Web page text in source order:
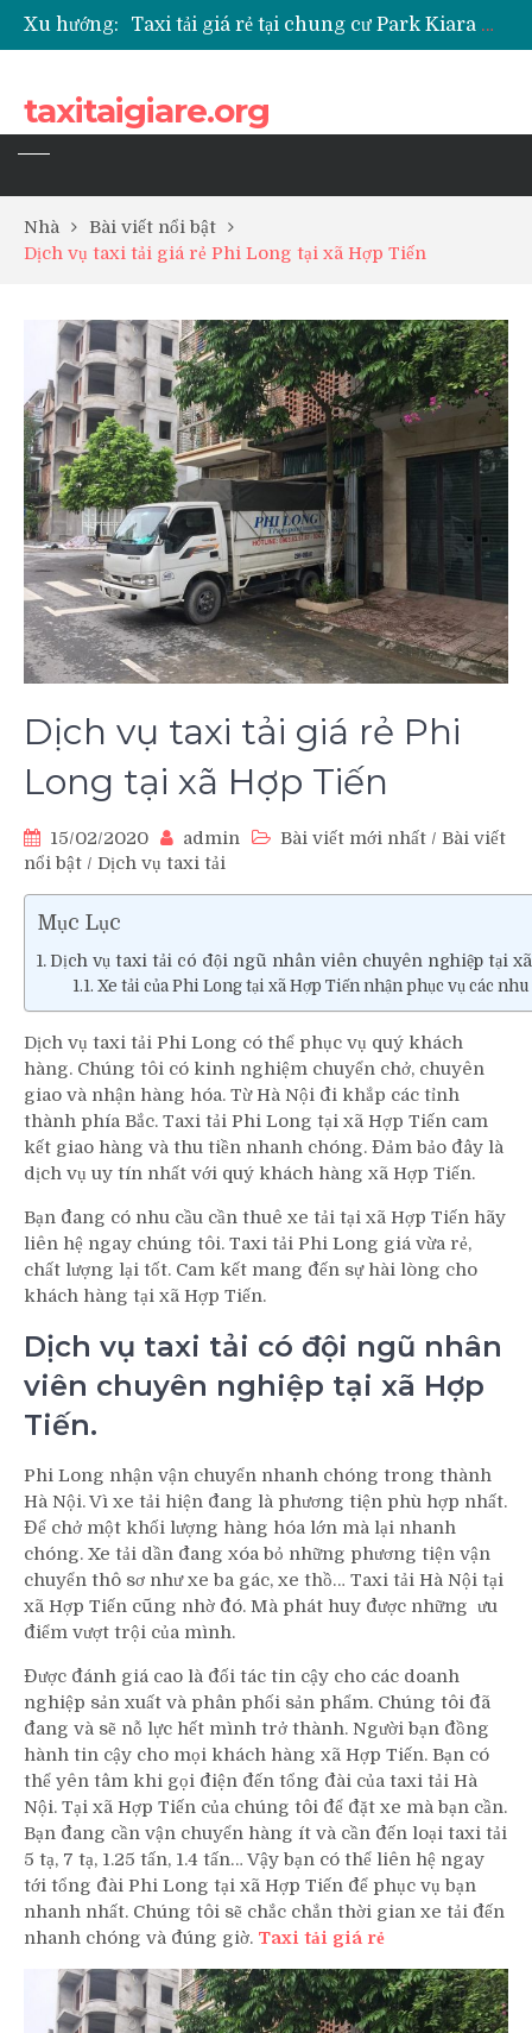
Xu hướng:
Taxi tải giá rẻ tại chung cư Park Kiara Hà Đông
Taxi tải giá rẻ tại chung cư Grande Park Phú Lãm
taxitaigiare.org
Nhà
Bài viết nổi bật
Dịch vụ taxi tải giá rẻ Phi Long tại xã Hợp Tiến
Dịch vụ taxi tải giá rẻ Phi
Long tại xã Hợp Tiến
15/02/2020 admin Bài viết mới nhất / Bài viết
nổi bật / Dịch vụ taxi tải
Mục Lục
Dịch vụ taxi tải có đội ngũ nhân viên chuyên nghiệp tại xã
Xe tải của Phi Long tại xã Hợp Tiến nhận phục vụ các nhu
Dịch vụ taxi tải Phi Long có thể phục vụ quý khách
hàng. Chúng tôi có kinh nghiệm chuyển chở, chuyên
giao và nhận hàng hóa. Từ Hà Nội đi khắp các tỉnh
thành phía Bắc. Taxi tải Phi Long tại xã Hợp Tiến cam
kết giao hàng và thu tiền nhanh chóng. Đảm bảo đây là
dịch vụ uy tín nhất với quý khách hàng xã Hợp Tiến.
Bạn đang có nhu cầu cần thuê xe tải tại xã Hợp Tiến hãy
liên hệ ngay chúng tôi. Taxi tải Phi Long giá vừa rẻ,
chất lượng lại tốt. Cam kết mang đến sự hài lòng cho
khách hàng tại xã Hợp Tiến.
Dịch vụ taxi tải có đội ngũ nhân
viên chuyên nghiệp tại xã Hợp
Tiến.
Phi Long nhận vận chuyển nhanh chóng trong thành
Hà Nội. Vì xe tải hiện đang là phương tiện phù hợp nhất.
Để chở một khối lượng hàng hóa lớn mà lại nhanh
chóng. Xe tải dần đang xóa bỏ những phương tiện vận
chuyển thô sơ như xe ba gác, xe thồ… Taxi tải Hà Nội tại
xã Hợp Tiến cũng nhờ đó. Mà phát huy được những ưu
điểm vượt trội của mình.
Được đánh giá cao là đối tác tin cậy cho các doanh
nghiệp sản xuất và phân phối sản phẩm. Chúng tôi đã
đang và sẽ nỗ lực hết mình trở thành. Người bạn đồng
hành tin cậy cho mọi khách hàng xã Hợp Tiến. Bạn có
thể yên tâm khi gọi điện đến tổng đài của taxi tải Hà
Nội. Tại xã Hợp Tiến của chúng tôi để đặt xe mà bạn cần.
Bạn đang cần vận chuyển hàng ít và cần đến loại taxi tải
5 tạ, 7 tạ, 1.25 tấn, 1.4 tấn… Vậy bạn có thể liên hệ ngay
tới tổng đài Phi Long tại xã Hợp Tiến để phục vụ bạn
nhanh nhất. Chúng tôi sẽ chắc chắn thời gian xe tải đến
nhanh chóng và đúng giờ. Taxi tải giá rẻ